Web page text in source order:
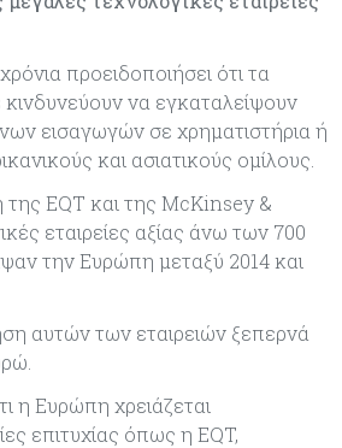
προειδοποιήσει ότι τα
να εγκαταλείψουν
εισαγωγών σε χρηματιστήρια ή
και ασιατικούς ομίλους.
EQT και της McKinsey &
εταιρείες αξίας άνω των 700
την Ευρώπη μεταξύ 2014 και
αυτών των εταιρειών ξεπερνά
η Ευρώπη χρειάζεται
επιτυχίας όπως η EQT,